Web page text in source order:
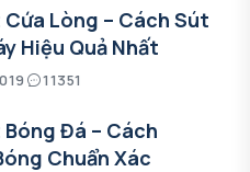
Lòng – Cách Sút
Hiệu Quả Nhất
11351
Đá – Cách
Chuẩn Xác